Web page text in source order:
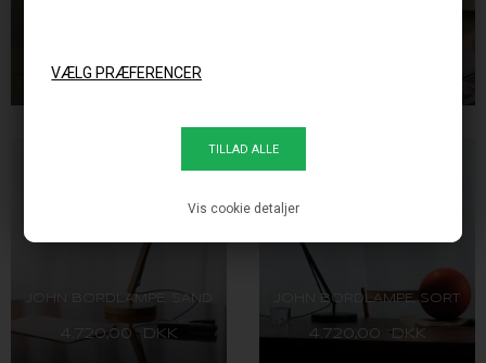
Vis cookie detaljer
4.720,00 DKK
JOHN BORDLAMPE, SAND
4.720,00 DKK
JOHN BORDLAMPE, SORT
4.720,00 DKK